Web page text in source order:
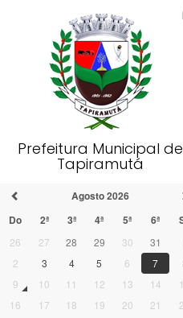
Prefeitura Municipal de
Tapiramutá
Agosto 2026
Do
2ª 3ª 4ª 5ª 6ª
26 27 28 29 30 31
2
3 4 5 6 7
9
10 11 12 13 14
16
17 18 19 20 21